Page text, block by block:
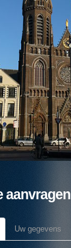
aanvragen
Uw gegevens